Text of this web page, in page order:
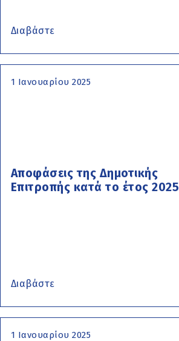
Διαβάστε
1 Ιανουαρίου 2025
Αποφάσεις της Δημοτικής
Επιτροπής κατά το έτος 2025
Διαβάστε
1 Ιανουαρίου 2025